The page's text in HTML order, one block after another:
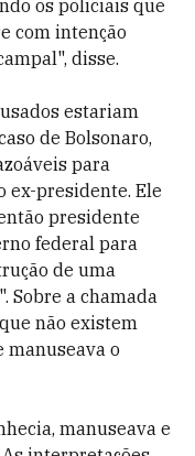
os policiais que
com intenção
disse.
estariam
de Bolsonaro,
para
ex-presidente. Ele
presidente
federal para
de uma
Sobre a chamada
não existem
manuseava o
manuseava e